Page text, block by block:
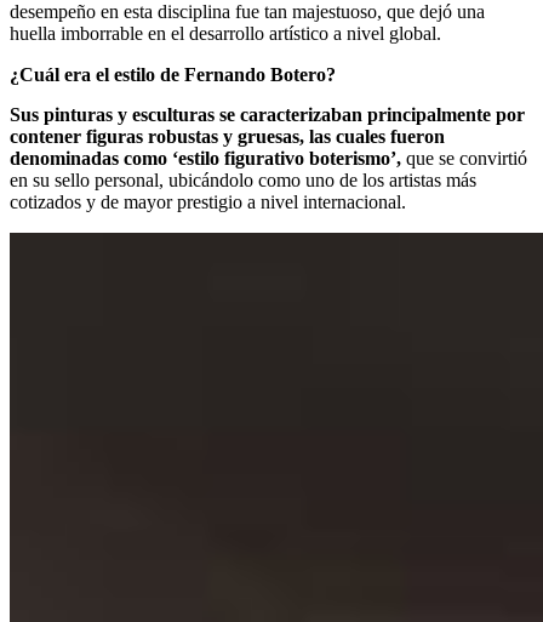
desempeño en esta disciplina fue tan majestuoso, que dejó una
huella imborrable en el desarrollo artístico a nivel global.
¿Cuál era el estilo de Fernando Botero?
Sus pinturas y esculturas se caracterizaban principalmente por
contener figuras robustas y gruesas, las cuales fueron
denominadas como ‘estilo figurativo boterismo’, que se convirtió
en su sello personal, ubicándolo como uno de los artistas más
cotizados y de mayor prestigio a nivel internacional.